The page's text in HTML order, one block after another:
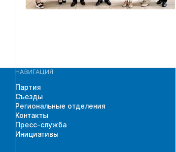
НАВИГАЦИЯ
Партия
Съезды
Региональные отделения
Контакты
Пресс-служба
Инициативы